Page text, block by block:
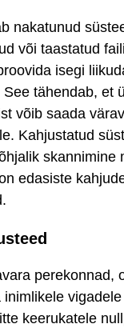
nakatunud
või taastatud
isegi
tähendab, et
võib saada
Kahjustatud
skannimine
edasiste
perekonnad,
inimlikele
keerukatele